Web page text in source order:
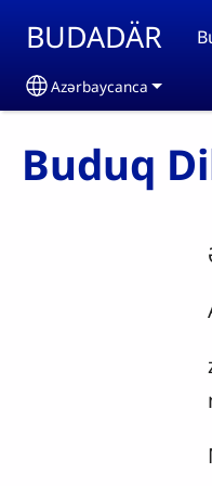
Skip to main content
BUDADÄR
Select your language
Azərbaycanca
Buduq